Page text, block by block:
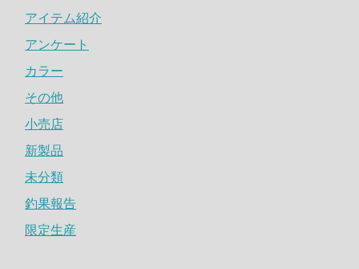
アイテム紹介
アンケート
カラー
その他
小売店
新製品
未分類
釣果報告
限定生産